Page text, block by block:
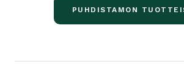
PUHDISTAMON